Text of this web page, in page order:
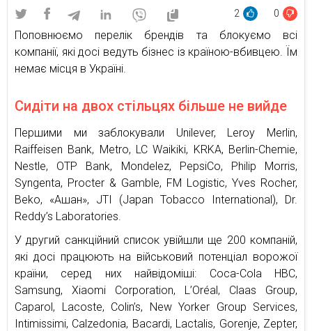
2 0
Поповнюємо перелік брендів та блокуємо всі
компанії, які досі ведуть бізнес із країною-вбивцею. Їм
немає місця в Україні.
Сидіти на двох стільцях більше не вийде
Першими ми заблокували Unilever, Leroy Merlin,
Raiffeisen Bank, Metro, LC Waikiki, KRKA, Berlin-Chemie,
Nestle, OTP Bank, Mondelez, PepsiCo, Philip Morris,
Syngenta, Procter & Gamble, FM Logistic, Yves Rocher,
Beko, «Ашан», JTI (Japan Tobacco International), Dr.
Reddy’s Laboratories.
У другий санкційний список увійшли ще 200 компаній,
які досі працюють на військовий потенціал ворожої
країни, серед них найвідоміші: Coca-Cola HBC,
Samsung, Xiaomi Corporation, L’Oréal, Claas Group,
Caparol, Lacoste, Colin’s, New Yorker Group Services,
Intimissimi, Calzedonia, Bacardi, Lactalis, Gorenje, Zepter,